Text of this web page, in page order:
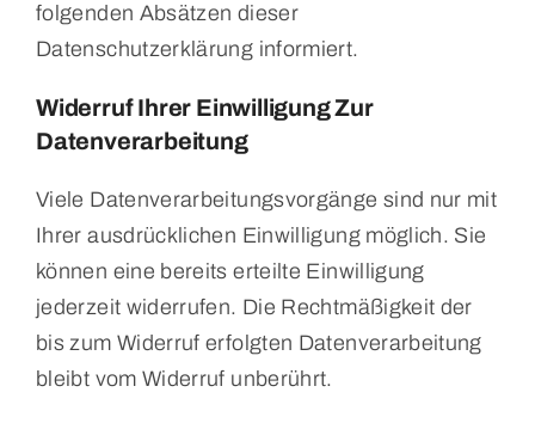
folgenden Absätzen dieser
Datenschutzerklärung informiert.
Widerruf Ihrer Einwilligung Zur
Datenverarbeitung
Viele Datenverarbeitungsvorgänge sind nur mit
Ihrer ausdrücklichen Einwilligung möglich. Sie
können eine bereits erteilte Einwilligung
jederzeit widerrufen. Die Rechtmäßigkeit der
bis zum Widerruf erfolgten Datenverarbeitung
bleibt vom Widerruf unberührt.